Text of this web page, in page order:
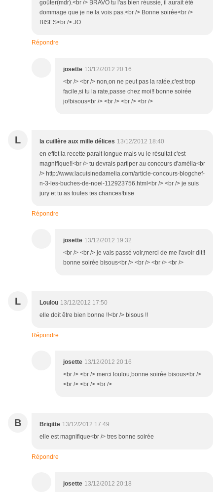
goûter(mdr).<br /> BRAVO tu l'as bien réussie, il aurait été
dommage que je ne la vois pas.<br /> Bonne soirée<br />
BISES<br /> JO
Répondre
josette 13/12/2012 20:16
<br /> <br /> non,on ne peut pas la ratée,c'est trop
facile,si tu la rate,passe chez moi!! bonne soirée
jo!bisous<br /> <br /> <br /> <br />
L la cuillère aux mille délices 13/12/2012 18:40
en effet la recette parait longue mais vu le résultat c'est
magnifique!!<br /> tu devrais partiper au concours d'amélia<br
/> http://www.lacuisinedamelia.com/article-concours-blogchef-
n-3-les-buches-de-noel-112923756.html<br /> <br /> je suis
jury et tu as toutes tes chances!bise
Répondre
josette 13/12/2012 19:32
<br /> <br /> je vais passé voir,merci de me l'avoir dit!!
bonne soirée bisous<br /> <br /> <br /> <br />
L Loulou 13/12/2012 17:50
elle doit être bien bonne !!<br /> bisous !!
Répondre
josette 13/12/2012 20:16
<br /> <br /> merci loulou,bonne soirée bisous<br />
<br /> <br /> <br />
B Brigitte 13/12/2012 17:49
elle est magnifique<br /> tres bonne soirée
Répondre
josette 13/12/2012 20:18